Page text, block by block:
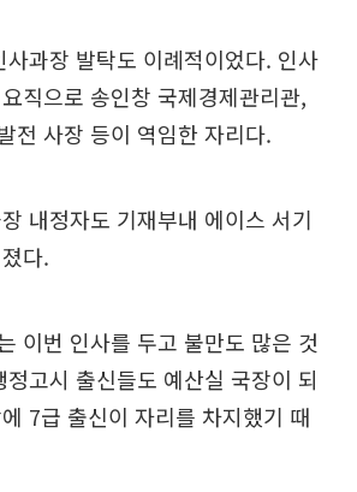
과장 발탁도 이례적이었다. 인사
직으로 송인창 국제경제관리관,
전 사장 등이 역임한 자리다.
내정자도 기재부내 에이스 서기
다.
이번 인사를 두고 불만도 많은 것
고시 출신들도 예산실 국장이 되
7급 출신이 자리를 차지했기 때